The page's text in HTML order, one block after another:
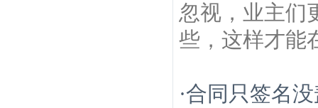
忽视，业主们
些，这样才能
·合同只签名